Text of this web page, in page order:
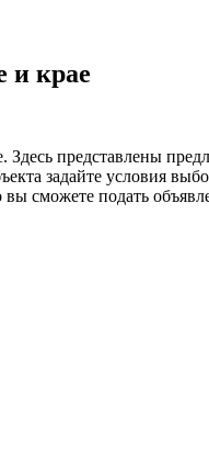
и крае
представлены
задайте условия
вы сможете подать